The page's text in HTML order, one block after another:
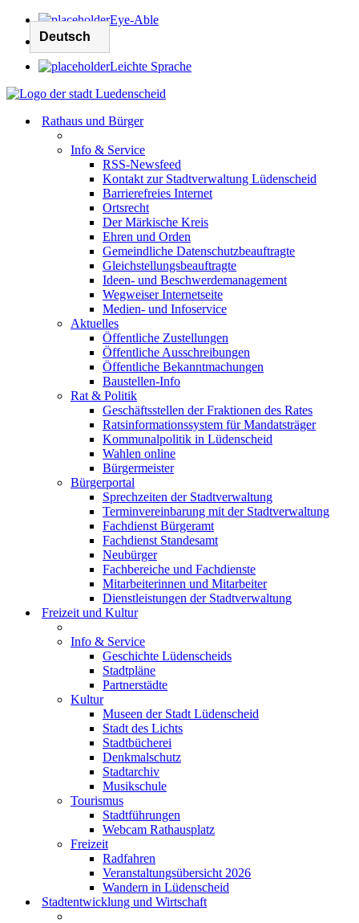
Eye-Able
Leichte Sprache
Rathaus und Bürger
Info & Service
RSS-Newsfeed
Kontakt zur Stadtverwaltung Lüdenscheid
Barrierefreies Internet
Ortsrecht
Der Märkische Kreis
Ehren und Orden
Gemeindliche Datenschutzbeauftragte
Gleichstellungsbeauftragte
Ideen- und Beschwerdemanagement
Wegweiser Internetseite
Medien- und Infoservice
Aktuelles
Öffentliche Zustellungen
Öffentliche Ausschreibungen
Öffentliche Bekanntmachungen
Baustellen-Info
Rat & Politik
Geschäftsstellen der Fraktionen des Rates
Ratsinformationssystem für Mandatsträger
Kommunalpolitik in Lüdenscheid
Wahlen online
Bürgermeister
Bürgerportal
Sprechzeiten der Stadtverwaltung
Terminvereinbarung mit der Stadtverwaltung
Fachdienst Bürgeramt
Fachdienst Standesamt
Neubürger
Fachbereiche und Fachdienste
Mitarbeiterinnen und Mitarbeiter
Dienstleistungen der Stadtverwaltung
Freizeit und Kultur
Info & Service
Geschichte Lüdenscheids
Stadtpläne
Partnerstädte
Kultur
Museen der Stadt Lüdenscheid
Stadt des Lichts
Stadtbücherei
Denkmalschutz
Stadtarchiv
Musikschule
Tourismus
Stadtführungen
Webcam Rathausplatz
Freizeit
Radfahren
Veranstaltungsübersicht 2026
Wandern in Lüdenscheid
Stadtentwicklung und Wirtschaft